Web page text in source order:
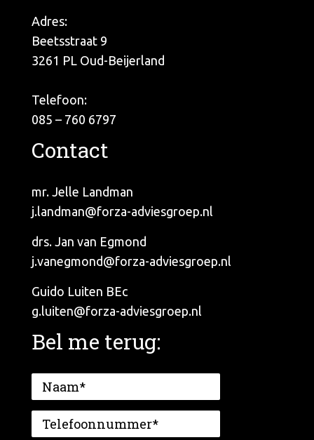
Adres:
Beetsstraat 9
3261 PL Oud-Beijerland
Telefoon:
085 – 760 6797
Contact
mr. Jelle Landman
j.landman@forza-adviesgroep.nl
drs. Jan van Egmond
j.vanegmond@forza-adviesgroep.nl
Guido Luiten BEc
g.luiten@forza-adviesgroep.nl
Bel me terug: